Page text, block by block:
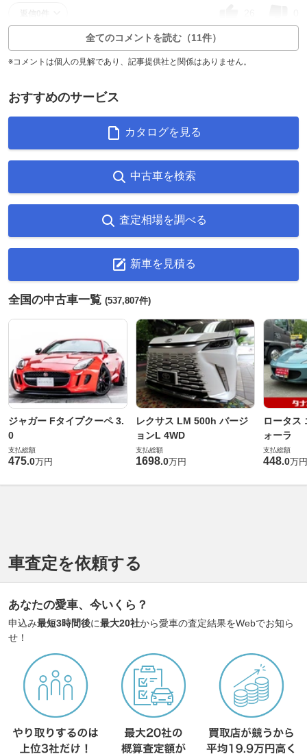
全てのコメントを読む（11件）
※コメントは個人の見解であり、記事提供社と関係はありません。
おすすめのサービス
カタログを見る
中古車を検索
査定相場を調べる
新車を見積る
全国の中古車一覧 (537,807件)
ジャガー Fタイプクーペ 3.
0
支払総額
475.0万円
レクサス LM 500h バージ
ョンL 4WD
支払総額
1698.0万円
ロータス
ォーラ
支払総額
448.0万円
車査定を依頼する
あなたの愛車、今いくら？
申込み最短3時間後に最大20社から愛車の査定結果をWebでお知ら
せ！